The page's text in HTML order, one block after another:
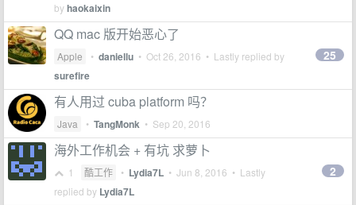
byhaokaixin
QQ mac 版开始恶心了
Apple • daniellu • Oct 26, 2016 • Lastly replied by
surefire
25
有人用过 cuba platform 吗？
Java • TangMonk • Sep 20, 2016
海外工作机会 + 有坑 求萝卜
1 酷工作 • Lydia7L • Jun 8, 2016 • Lastly
replied by Lydia7L
2